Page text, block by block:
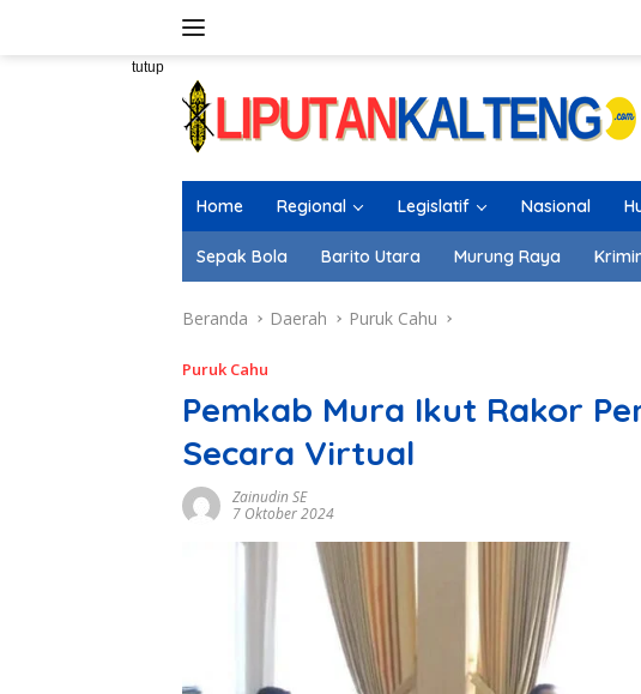
tutup
Home Regional Legislatif Nasional
Sepak Bola Barito Utara Murung Raya
Beranda Daerah Puruk Cahu
Puruk Cahu
Pemkab Mura Ikut Rakor
Secara Virtual
Zainudin SE
7 Oktober 2024